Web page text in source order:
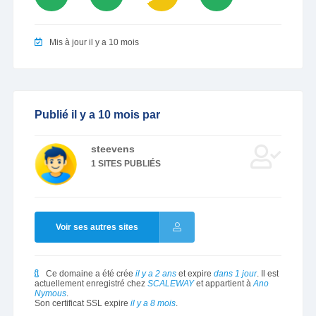
Mis à jour il y a 10 mois
Publié il y a 10 mois par
steevens
1 SITES PUBLIÉS
Voir ses autres sites
Ce domaine a été crée il y a 2 anset expire dans 1 jour. Il est
actuellement enregistré chez SCALEWAYet appartient àAno
Nymous.
Son certificat SSL expire il y a 8 mois.